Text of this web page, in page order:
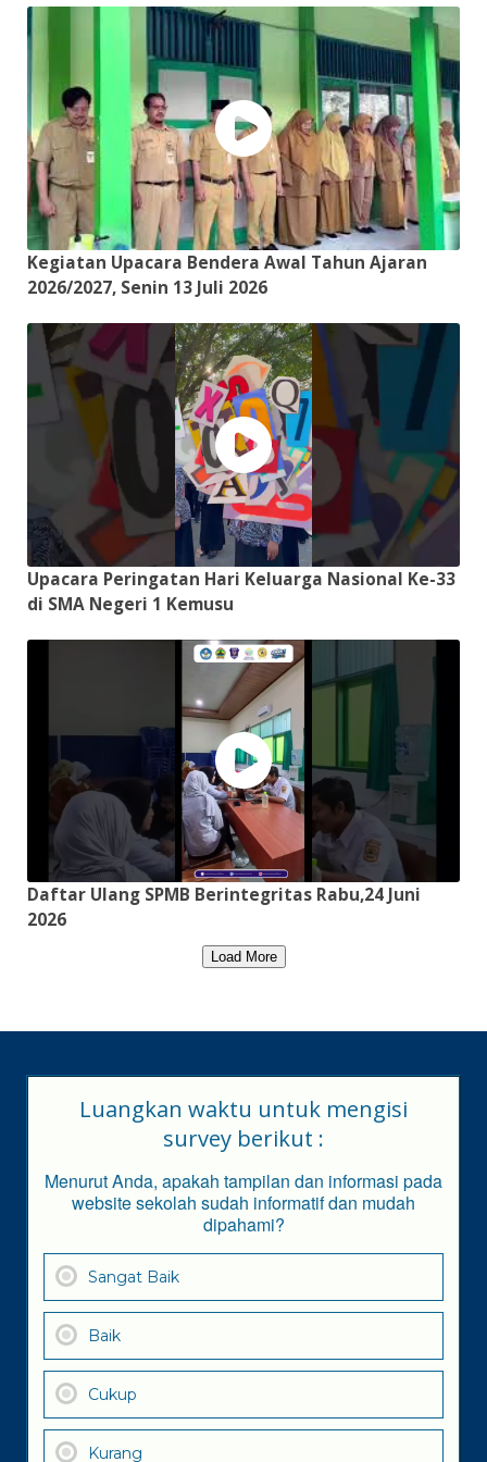
Kegiatan Upacara Bendera Awal Tahun Ajaran
2026/2027, Senin 13 Juli 2026
Upacara Peringatan Hari Keluarga Nasional Ke-33
di SMA Negeri 1 Kemusu
Daftar Ulang SPMB Berintegritas Rabu,24 Juni
2026
Load More
Luangkan waktu untuk mengisi
survey berikut :
Menurut Anda, apakah tampilan dan informasi pada
website sekolah sudah informatif dan mudah
dipahami?
Sangat Baik
Baik
Cukup
Kurang